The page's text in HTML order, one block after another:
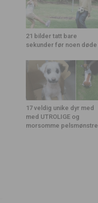
21 bilder tatt bare
sekunder før noen døde
17 veldig unike dyr med
med UTROLIGE og
morsomme pelsmønstre